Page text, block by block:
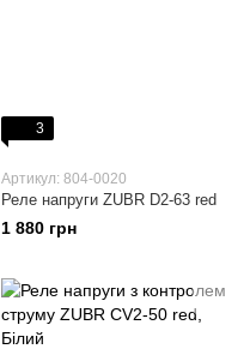
3
Артикул: 804-0020
Реле напруги ZUBR D2-63 red
1 880 грн